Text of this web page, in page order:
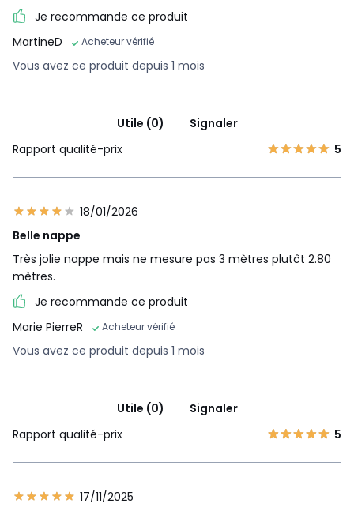
Je recommande ce produit
MartineD
Acheteur vérifié
Vous avez ce produit depuis 1 mois
Utile (0)
Signaler
Rapport qualité-prix
5
18/01/2026
Belle nappe
Très jolie nappe mais ne mesure pas 3 mètres plutôt 2.80
mètres.
Je recommande ce produit
Marie PierreR
Acheteur vérifié
Vous avez ce produit depuis 1 mois
Utile (0)
Signaler
Rapport qualité-prix
5
17/11/2025